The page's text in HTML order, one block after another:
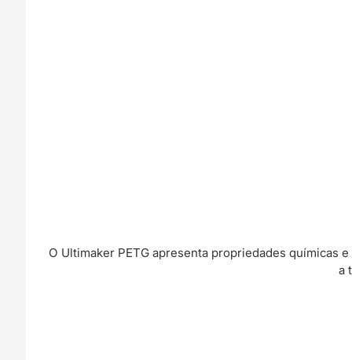
O Ultimaker PETG apresenta propriedades químicas
a